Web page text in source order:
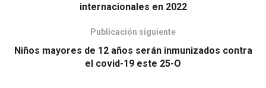
internacionales en 2022
Publicación siguiente
Niños mayores de 12 años serán inmunizados contra
el covid-19 este 25-O